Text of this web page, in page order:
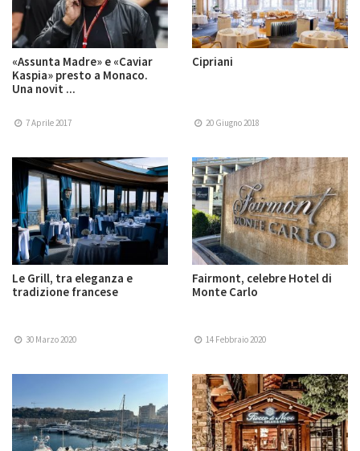
«Assunta Madre» e «Caviar
Kaspia» presto a Monaco.
Una novit ...
7 Aprile 2017
Cipriani
20 Giugno 2018
Le Grill, tra eleganza e
tradizione francese
30 Marzo 2020
Fairmont, celebre Hotel di
Monte Carlo
14 Febbraio 2020